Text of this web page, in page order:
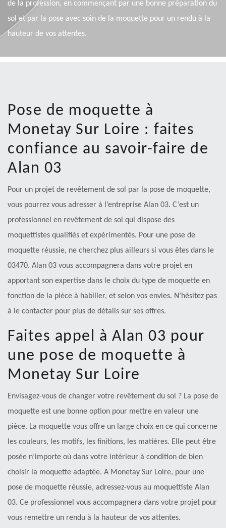
de la profession, en commençant par une bonne préparation du
sol et par la pose avec soin de la moquette pour un rendu à la
hauteur de vos attentes.
Pose de moquette à
Monetay Sur Loire : faites
confiance au savoir-faire de
Alan 03
Pour un projet de revêtement de sol par la pose de moquette,
vous pourrez vous adresser à l’entreprise Alan 03. C’est un
professionnel en revêtement de sol qui dispose des
moquettistes qualifiés et expérimentés. Pour une pose de
moquette réussie, ne cherchez plus ailleurs si vous êtes dans le
03470. Alan 03 vous accompagnera dans votre projet en
apportant son expertise dans le choix du type de moquette en
fonction de la pièce à habiller, et selon vos envies. N’hésitez pas
à le contacter pour plus de détails sur ses offres.
Faites appel à Alan 03 pour
une pose de moquette à
Monetay Sur Loire
Envisagez-vous de changer votre revêtement du sol ? La pose de
moquette est une bonne option pour mettre en valeur une
pièce. La moquette vous offre un large choix en ce qui concerne
les couleurs, les motifs, les finitions, les matières. Elle peut être
posée n’importe où dans votre intérieur à condition de bien
choisir la moquette adaptée. A Monetay Sur Loire, pour une
pose de moquette réussie, adressez-vous au moquettiste Alan
03. Ce professionnel vous accompagnera dans votre projet pour
vous remettre un rendu à la hauteur de vos attentes.